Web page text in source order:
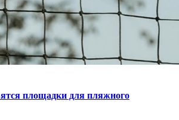
площадки для пляжного